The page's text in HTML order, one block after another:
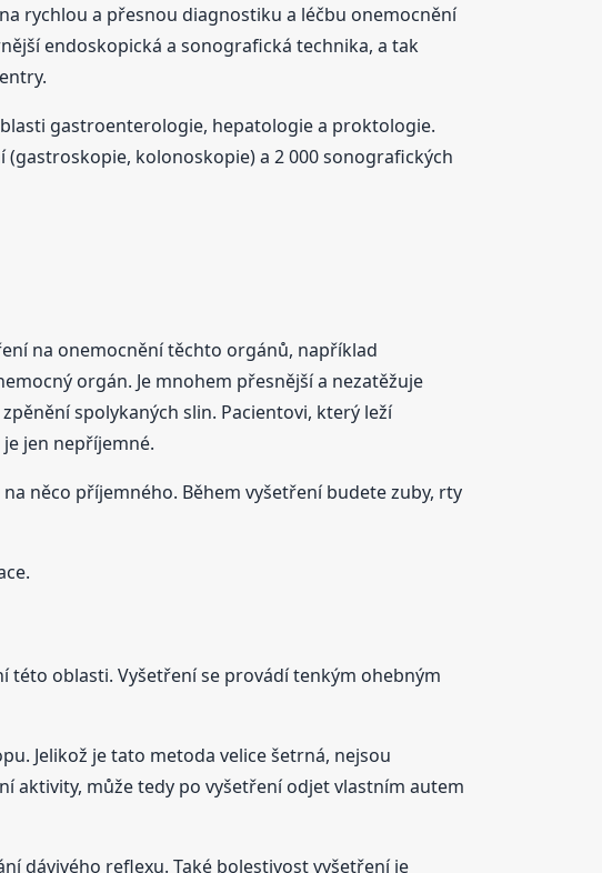
rychlou a přesnou diagnostiku a léčbu onemocnění
endoskopická a sonografická technika, a tak
gastroenterologie, hepatologie a proktologie.
kolonoskopie) a 2 000 sonografických
na onemocnění těchto orgánů, například
orgán. Je mnohem přesnější a nezatěžuje
spolykaných slin. Pacientovi, který leží
jen nepříjemné.
něco příjemného. Během vyšetření budete zuby, rty
této oblasti. Vyšetření se provádí tenkým ohebným
Jelikož je tato metoda velice šetrná, nejsou
aktivity, může tedy po vyšetření odjet vlastním autem
dávivého reflexu. Také bolestivost vyšetření je